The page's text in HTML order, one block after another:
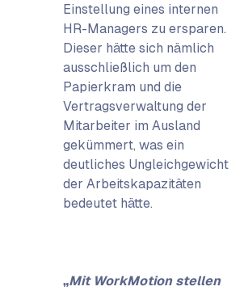
Einstellung eines internen
HR-Managers zu ersparen.
Dieser hätte sich nämlich
ausschließlich um den
Papierkram und die
Vertragsverwaltung der
Mitarbeiter im Ausland
gekümmert, was ein
deutliches Ungleichgewicht
der Arbeitskapazitäten
bedeutet hätte.
„Mit WorkMotion stellen